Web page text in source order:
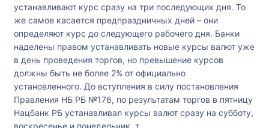
устанавливают курс сразу на три последующих дня. То
же самое касается предпраздничных дней – они
определяют курс до следующего рабочего дня. Банки
наделены правом устанавливать новые курсы валют уже
в день проведения торгов, но превышение курсов
должны быть не более 2% от официально
установленного. До вступления в силу постановления
Правления НБ РБ №176, по результатам торгов в пятницу
Нацбанк РБ устанавливал курсы валют сразу на субботу,